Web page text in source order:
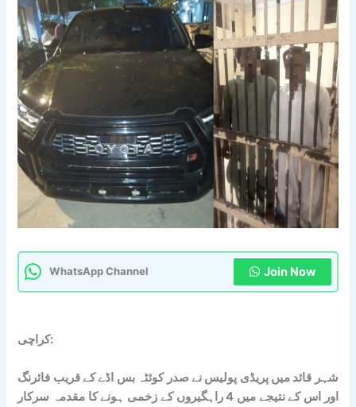
WhatsApp Channel Join Now
کراچی:
شہر قائد میں پریڈی پولیس نے صدر کوئٹہ بس اڈے کے قریب فائرنگ
اور اس کے نتیجے میں 4 راہگیروں کے زخمی ہونے کا مقدمہ سرکار